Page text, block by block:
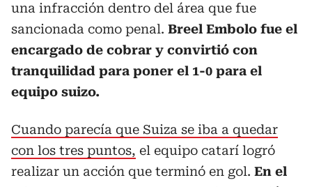
una infracción dentro del área que fue
sancionada como penal. Breel Embolo fue el
encargado de cobrar y convirtió con
tranquilidad para poner el 1-0 para el
equipo suizo.
Cuando parecía que Suiza se iba a quedar
con los tres puntos, el equipo catarí logró
realizar un acción que terminó en gol. En el